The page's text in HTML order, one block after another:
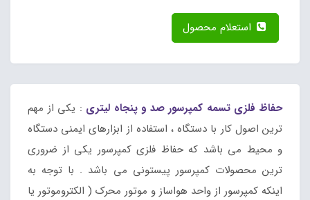
حفاظ فلزی تسمه کمپرسور صد و پنجاه لیتری : یکی از مهم
ترین اصول کار با دستگاه ، استفاده از ابزارهای ایمنی دستگاه
و محیط می باشد که حفاظ فلزی کمپرسور یکی از ضروری
ترین محصولات کمپرسور پیستونی می باشد . با توجه به
اینکه کمپرسور از واحد هواساز و موتور محرک ( الکتروموتور یا